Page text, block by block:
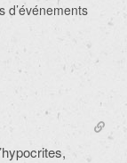
d’événements